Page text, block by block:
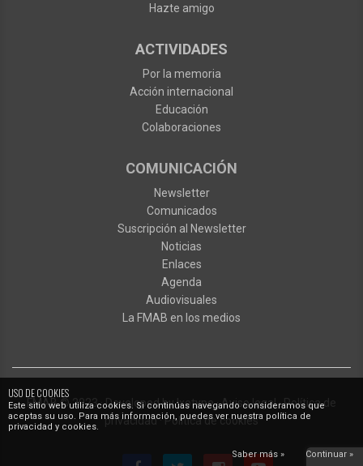
USO DE COOKIES
Este sitio web utiliza cookies. Si continúas navegando consideramos que
aceptas su uso. Para más información, puedes ver nuestra política de
privacidad y cookies.
Saber más » Continuar »
Hazte amigo
ACTIVIDADES
Por la memoria
Acción internacional
Educación
Colaboraciones
COMUNICACIÓN
Newsletter
Comunicados
Suscripción al Newsletter
Noticias
Enlaces
Agenda
Audiovisuales
La FMAB en los medios
FMAB© 2023·Developed byIxotype·Aviso legal·Política de
privacidad·Política de cookies